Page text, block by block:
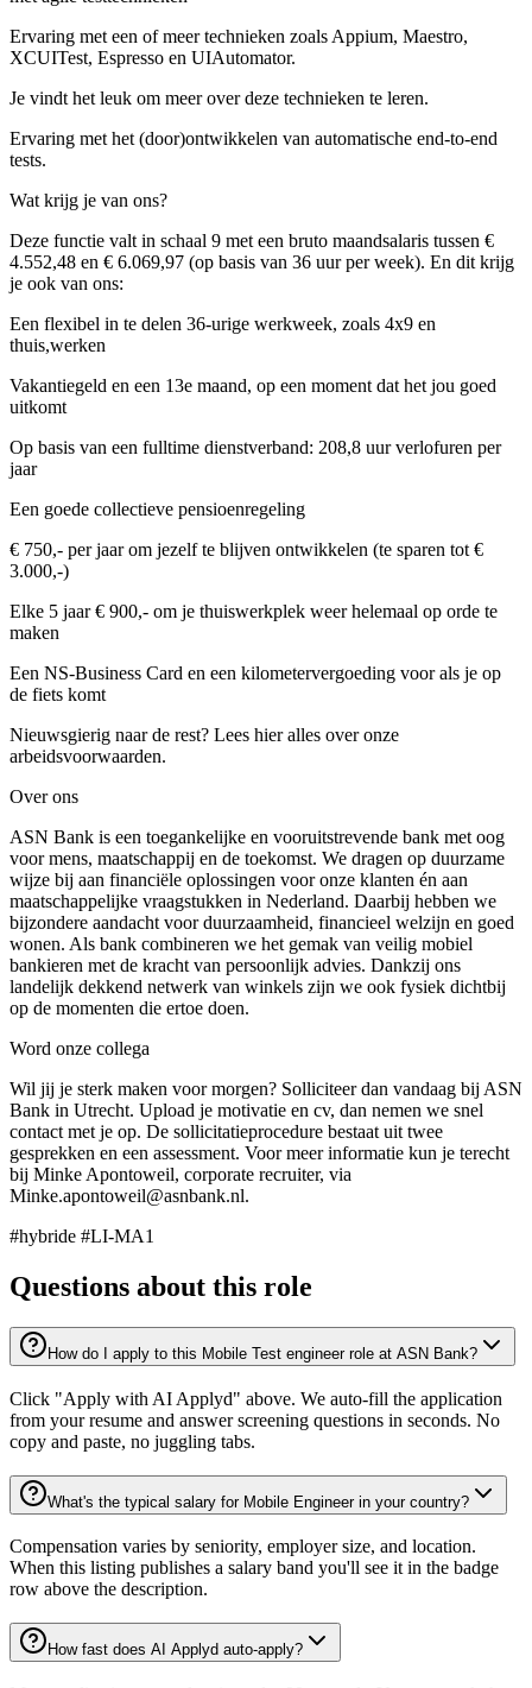
Ervaring met een of meer technieken zoals Appium, Maestro,
XCUITest, Espresso en UIAutomator.
Je vindt het leuk om meer over deze technieken te leren.
Ervaring met het (door)ontwikkelen van automatische end-to-end
tests.
Wat krijg je van ons?
Deze functie valt in schaal 9 met een bruto maandsalaris tussen €
4.552,48 en € 6.069,97 (op basis van 36 uur per week). En dit krijg
je ook van ons:
Een flexibel in te delen 36-urige werkweek, zoals 4x9 en
thuis,werken
Vakantiegeld en een 13e maand, op een moment dat het jou goed
uitkomt
Op basis van een fulltime dienstverband: 208,8 uur verlofuren per
jaar
Een goede collectieve pensioenregeling
€ 750,- per jaar om jezelf te blijven ontwikkelen (te sparen tot €
3.000,-)
Elke 5 jaar € 900,- om je thuiswerkplek weer helemaal op orde te
maken
Een NS-Business Card en een kilometervergoeding voor als je op
de fiets komt
Nieuwsgierig naar de rest? Lees hier alles over onze
arbeidsvoorwaarden.
Over ons
ASN Bank is een toegankelijke en vooruitstrevende bank met oog
voor mens, maatschappij en de toekomst. We dragen op duurzame
wijze bij aan financiële oplossingen voor onze klanten én aan
maatschappelijke vraagstukken in Nederland. Daarbij hebben we
bijzondere aandacht voor duurzaamheid, financieel welzijn en goed
wonen. Als bank combineren we het gemak van veilig mobiel
bankieren met de kracht van persoonlijk advies. Dankzij ons
landelijk dekkend netwerk van winkels zijn we ook fysiek dichtbij
op de momenten die ertoe doen.
Word onze collega
Wil jij je sterk maken voor morgen? Solliciteer dan vandaag bij ASN
Bank in Utrecht. Upload je motivatie en cv, dan nemen we snel
contact met je op. De sollicitatieprocedure bestaat uit twee
gesprekken en een assessment. Voor meer informatie kun je terecht
bij Minke Apontoweil, corporate recruiter, via
Minke.apontoweil@asnbank.nl.
#hybride #LI-MA1
Questions about this role
How do I apply to this Mobile Test engineer role at ASN Bank?
Click "Apply with AI Applyd" above. We auto-fill the application
from your resume and answer screening questions in seconds. No
copy and paste, no juggling tabs.
What's the typical salary for Mobile Engineer in your country?
Compensation varies by seniority, employer size, and location.
When this listing publishes a salary band you'll see it in the badge
row above the description.
How fast does AI Applyd auto-apply?